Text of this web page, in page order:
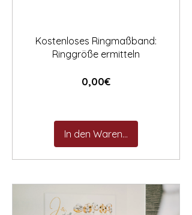
Kostenloses Ringmaßband:
Ringgröße ermitteln
0,00€Preis
In den Warenkorb